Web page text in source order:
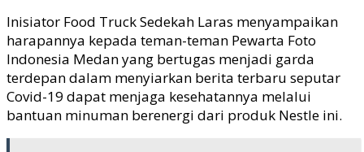
Inisiator Food Truck Sedekah Laras menyampaikan
harapannya kepada teman-teman Pewarta Foto
Indonesia Medan yang bertugas menjadi garda
terdepan dalam menyiarkan berita terbaru seputar
Covid-19 dapat menjaga kesehatannya melalui
bantuan minuman berenergi dari produk Nestle ini.